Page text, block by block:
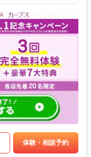
体験・相談予約